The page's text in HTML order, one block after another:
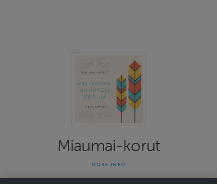
Miaumai-korut
koruja jo 13 vuotta. Kauniit ja persoonalliset korut herättävät
MORE INFO